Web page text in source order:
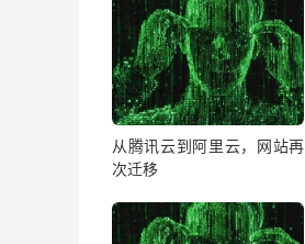
从腾讯云到阿里云，网站再
次迁移